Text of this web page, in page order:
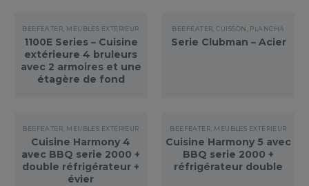
BEEFEATER MEUBLES EXTÉRIEUR
1100E Series – Cuisine
extérieure 4 bruleurs
avec 2 armoires et une
étagère de fond
BEEFEATER ,CUISSON PLANCHA
Serie Clubman – Acier
BEEFEATER MEUBLES EXTÉRIEUR
Cuisine Harmony 4
avec BBQ serie 2000 +
double réfrigérateur +
évier
BEEFEATER MEUBLES EXTÉRIEUR
Cuisine Harmony 5 avec
BBQ serie 2000 +
réfrigérateur double